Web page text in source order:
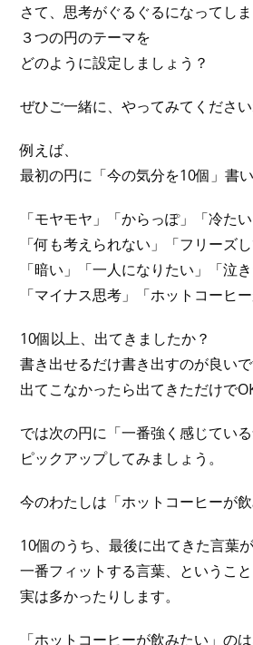
さて、思考がぐるぐるになってしま
３つの円のテーマを
どのように設定しましょう？
ぜひご一緒に、やってみてください
例えば、
最初の円に「今の気分を10個」書い
「モヤモヤ」「からっぽ」「冷たい
「何も考えられない」「フリーズし
「暗い」「一人になりたい」「泣き
「マイナス思考」「ホットコーヒ
10個以上、出てきましたか？
書き出せるだけ書き出すのが良いで
出てこなかったら出てきただけで
では次の円に「一番強く感じてい
ピックアップしてみましょう。
今のわたしは「ホットコーヒーが飲
10個のうち、最後に出てきた言葉が
一番フィットする言葉、というこ
実は多かったりします。
「ホットコーヒーが飲みたい」の